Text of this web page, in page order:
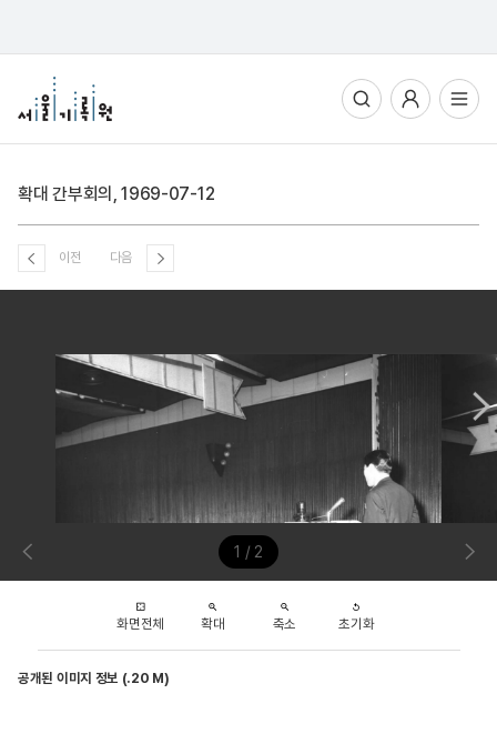
전체메뉴열기
확대 간부회의, 1969-07-12
이전 다음
1 / 2
화면전체 확대 축소 초기화
공개된 이미지 정보 (.20 M)